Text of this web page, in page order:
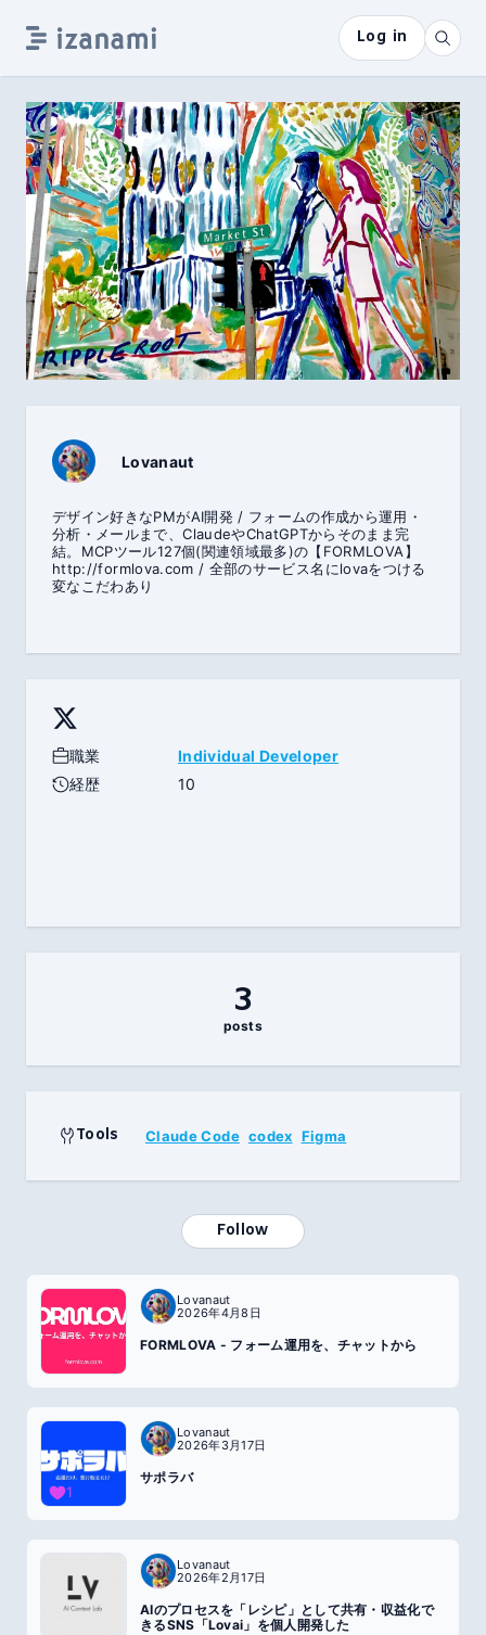
Log in
Lovanaut
デザイン好きなPMがAI開発 / フォームの作成から運用・
分析・メールまで、ClaudeやChatGPTからそのまま完
結。MCPツール127個(関連領域最多)の【FORMLOVA】
http://formlova.com / 全部のサービス名にlovaをつける
変なこだわあり
職業
Individual Developer
経歴
10
3
posts
Tools Claude Code codex Figma
Follow
Lovanaut
2026年4月8日
FORMLOVA - フォーム運用を、チャットから
Lovanaut
2026年3月17日
サポラバ
1
Lovanaut
2026年2月17日
AIのプロセスを「レシピ」として共有・収益化で
きるSNS「Lovai」を個人開発した